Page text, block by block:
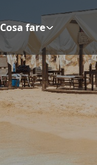
Cosa fare